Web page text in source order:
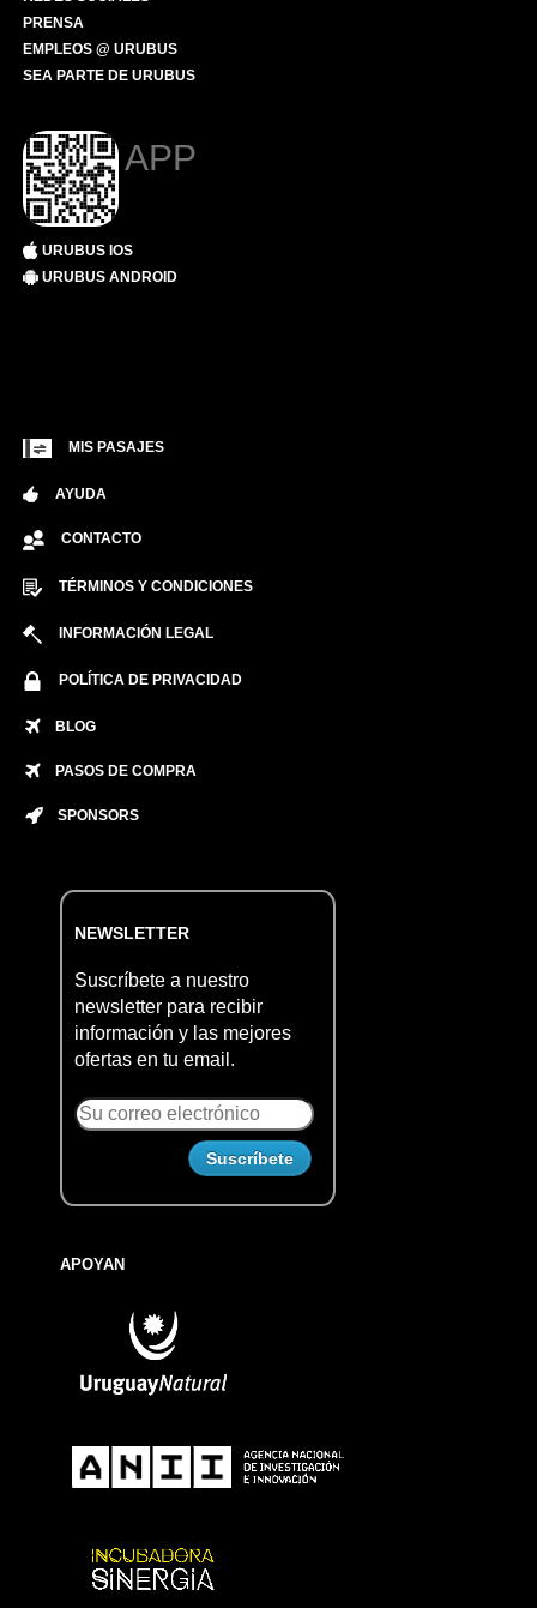
PRENSA
EMPLEOS @ URUBUS
SEA PARTE DE URUBUS
APP
URUBUS IOS
URUBUS ANDROID
MIS PASAJES
AYUDA
CONTACTO
TÉRMINOS Y CONDICIONES
INFORMACIÓN LEGAL
POLÍTICA DE PRIVACIDAD
BLOG
PASOS DE COMPRA
SPONSORS
NEWSLETTER
Suscríbete a nuestro
newsletter para recibir
información y las mejores
ofertas en tu email.
APOYAN